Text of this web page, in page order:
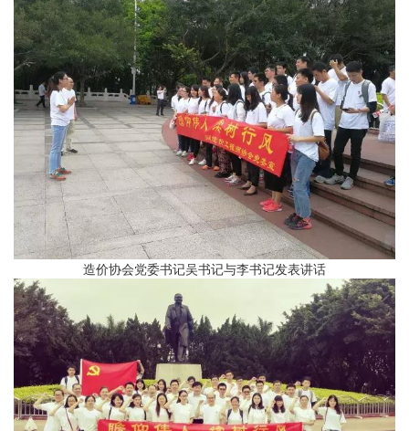
造价协会党委书记吴书记与李书记发表讲话